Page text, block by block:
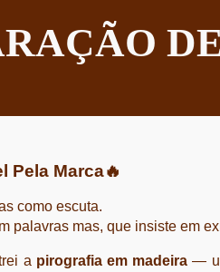
Pela Marca🔥
como escuta.
palavras mas, que insiste em
a pirografia em madeira —